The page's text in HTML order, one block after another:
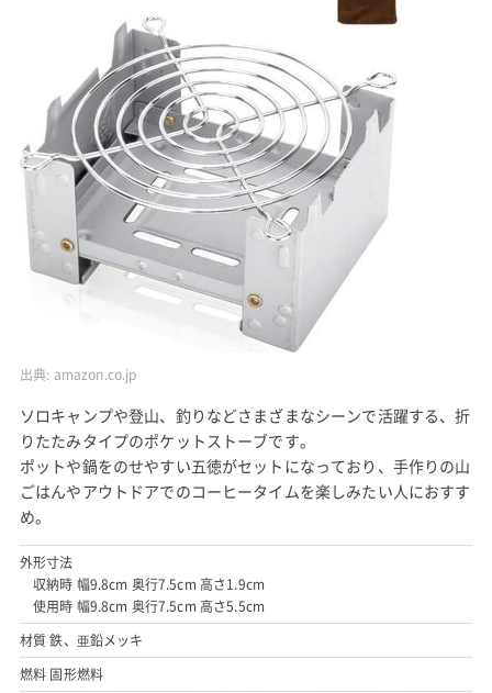
出典: amazon.co.jp
ソロキャンプや登山、釣りなどさまざまなシーンで活躍する、折
りたたみタイプのポケットストーブです。
ポットや鍋をのせやすい五徳がセットになっており、手作りの山
ごはんやアウトドアでのコーヒータイムを楽しみたい人におすす
め。
外形寸法
収納時 幅9.8cm 奥行7.5cm 高さ1.9cm
使用時 幅9.8cm 奥行7.5cm 高さ5.5cm
材質 鉄、亜鉛メッキ
燃料 固形燃料